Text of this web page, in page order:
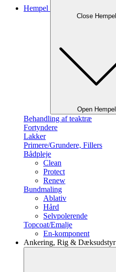
Hempel
Close Hempel
Open Hempel
Behandling af teaktræ
Fortyndere
Lakker
Primere/Grundere, Fillers
Bådpleje
Clean
Protect
Renew
Bundmaling
Ablativ
Hård
Selvpolerende
Topcoat/Emalje
En-komponent
Ankering, Rig & Dæksudstyr